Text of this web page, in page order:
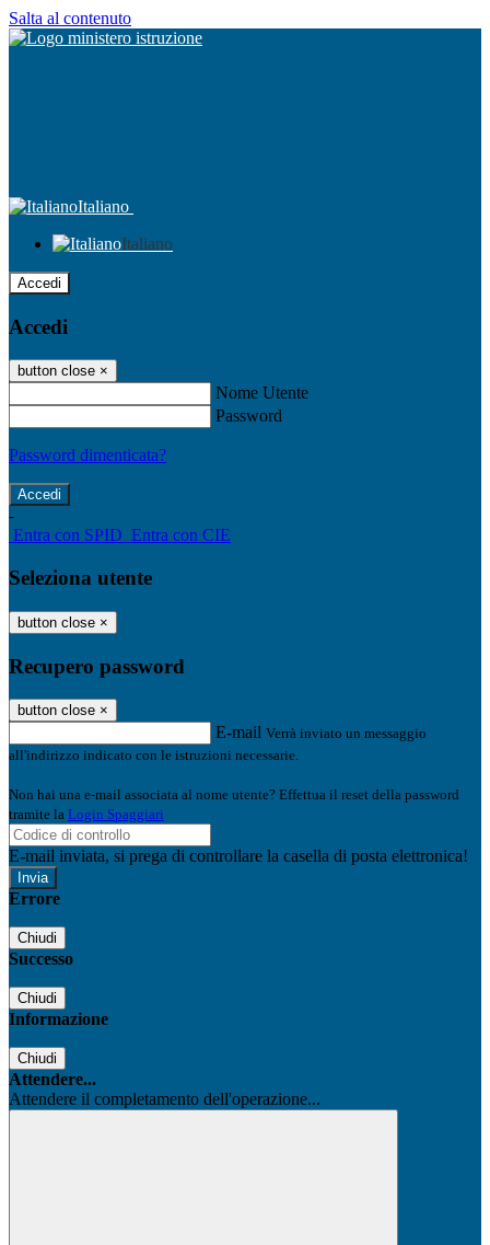
Salta al contenuto
Italiano
Italiano
Accedi
Accedi
button close ×
Nome Utente
Password
Password dimenticata?
-
Entra con SPID Entra con CIE
Seleziona utente
button close ×
Recupero password
button close ×
E-mail Verrà inviato un messaggio
all'indirizzo indicato con le istruzioni necessarie.
Non hai una e-mail associata al nome utente? Effettua il reset della password
tramite la Login Spaggiari
E-mail inviata, si prega di controllare la casella di posta elettronica!
Errore
Chiudi
Successo
Chiudi
Informazione
Chiudi
Attendere...
Attendere il completamento dell'operazione...